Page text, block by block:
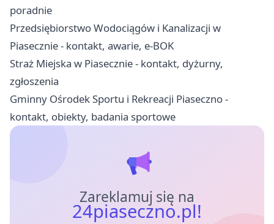
poradnie
Przedsiębiorstwo Wodociągów i Kanalizacji w
Piasecznie - kontakt, awarie, e-BOK
Straż Miejska w Piasecznie - kontakt, dyżurny,
zgłoszenia
Gminny Ośrodek Sportu i Rekreacji Piaseczno -
kontakt, obiekty, badania sportowe
Zareklamuj się na
24piaseczno.pl!